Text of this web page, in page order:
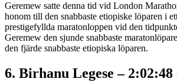
Geremew satte denna tid vid London
honom till den snabbaste etiopiske löparen i
prestigefyllda maratonloppen vid den
Geremew den sjunde snabbaste
den fjärde snabbaste etiopiska löparen.
6. Birhanu Legese – 2:02:48